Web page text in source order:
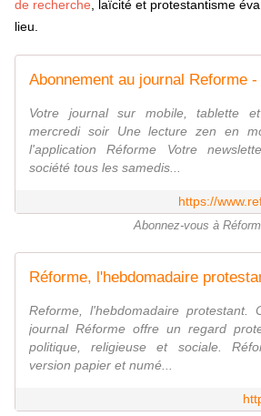
de recherche , laïcité et protestantisme
lieu.
Abonnement au journal Reforme
Votre journal sur mobile, tablette
mercredi soir Une lecture zen en
l'application Réforme Votre
société tous les samedis...
https://
Abonnez-vous à
Reforme, l'hebdomadaire protestant.
journal Réforme offre un regard
politique, religieuse et sociale.
version papier et numé...